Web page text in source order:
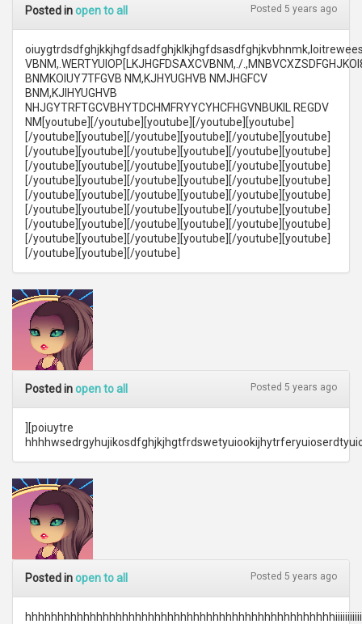
Posted inopen to all Posted 5 years ago
VBNM,.WERTYUIOP[LKJHGFDSAXCVBNM,./
BNMKOIUY7TFGVB NM,KJHYUGHVB NMJHGFCV
BNM,KJIHYUGHVB
NHJGYTRFTGCVBHYTDCHMFRYYCYHCFHGVNBUKIL REGDV
NM [youtube][/youtube][youtube][/youtube][youtube]
[/youtube][youtube][/youtube][youtube][/youtube][youtube]
[/youtube][youtube][/youtube][youtube][/youtube][youtube]
[/youtube][youtube][/youtube][youtube][/youtube][youtube]
[/youtube][youtube][/youtube][youtube][/youtube][youtube]
[/youtube][youtube][/youtube][youtube][/youtube][youtube]
[/youtube][youtube][/youtube][youtube][/youtube][youtube]
[/youtube][youtube][/youtube][youtube][/youtube][youtube]
[/youtube][youtube][/youtube][youtube][/youtube][youtube]
[/youtube][youtube][/youtube]
Posted inopen to all Posted 5 years ago
][poiuytre
Posted inopen to all Posted 5 years ago